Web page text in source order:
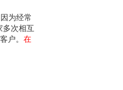
为经常
多次相互
客户。 在